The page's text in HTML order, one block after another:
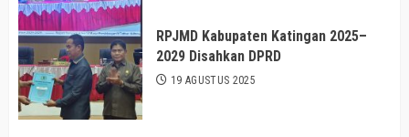
RPJMD Kabupaten Katingan 2025–
2029 Disahkan DPRD
19 AGUSTUS 2025